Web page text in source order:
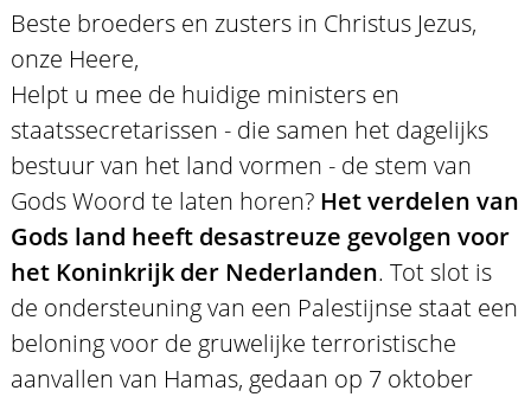
Beste broeders en zusters in Christus Jezus,
onze Heere,
Helpt u mee de huidige ministers en
staatssecretarissen - die samen het dagelijks
bestuur van het land vormen - de stem van
Gods Woord te laten horen? Het verdelen van
Gods land heeft desastreuze gevolgen voor
het Koninkrijk der Nederlanden. Tot slot is
de ondersteuning van een Palestijnse staat een
beloning voor de gruwelijke terroristische
aanvallen van Hamas, gedaan op 7 oktober